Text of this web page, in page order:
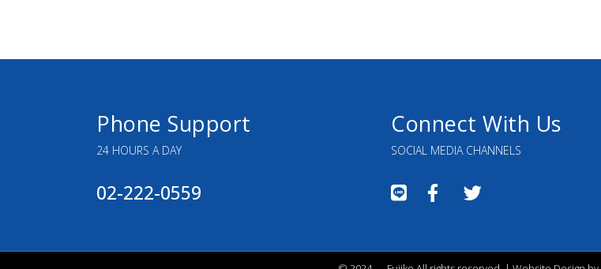
Phone Support
24 HOURS A DAY
02-222-0559
Connect With Us
SOCIAL MEDIA CHANNELS